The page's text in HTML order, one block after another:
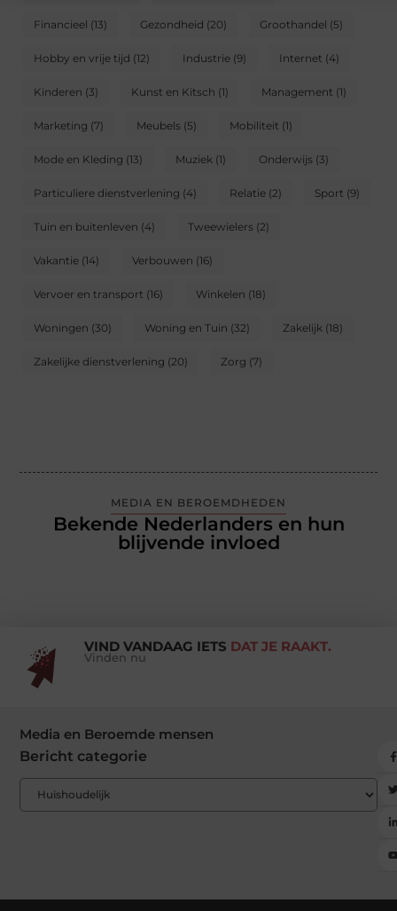
Financieel (13) Gezondheid (20) Groothandel (5)
Hobby en vrije tijd (12) Industrie (9) Internet (4)
Kinderen (3) Kunst en Kitsch (1) Management (1)
Marketing (7) Meubels (5) Mobiliteit (1)
Mode en Kleding (13) Muziek (1) Onderwijs (3)
Particuliere dienstverlening (4) Relatie (2) Sport (9)
Tuin en buitenleven (4) Tweewielers (2)
Vakantie (14) Verbouwen (16)
Vervoer en transport (16) Winkelen (18)
Woningen (30) Woning en Tuin (32) Zakelijk (18)
Zakelijke dienstverlening (20) Zorg (7)
MEDIA EN BEROEMDHEDEN
Bekende Nederlanders en hun
blijvende invloed
VIND VANDAAG IETS DAT JE RAAKT.
Vinden nu
Media en Beroemde mensen
Bericht categorie